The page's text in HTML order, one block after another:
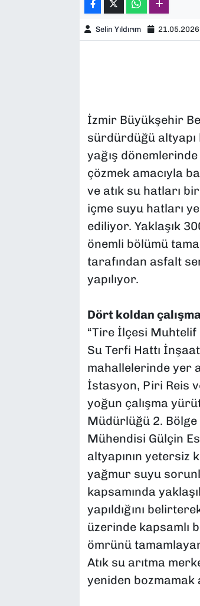
Selin Yıldırım
İzmir Büyükşehir
sürdürdüğü altyapı
yağış
çözmek amacıyla
ve atık su hatları
içme suyu hatları
ediliyor. Yaklaşık
önemli bölümü
tarafından asfalt
yapılıyor.
Dört koldan
“Tire İlçesi Muhtelif
Su Terfi Hattı
mahallelerinde yer
İstasyon, Piri Reis
yoğun çalışma
Müdürlüğü 2.
Mühendisi Gülçin
altyapının yetersiz
yağmur suyu
kapsamında
yapıldığını
üzerinde kapsamlı
ömrünü
Atık su arıtma
yeniden bozmamak